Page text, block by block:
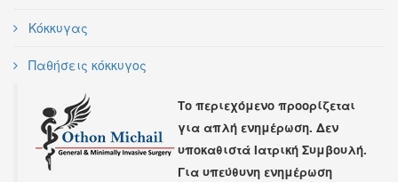
Κόκκυγας
Παθήσεις κόκκυγος
Το περιεχόμενο προορίζεται
για απλή ενημέρωση. Δεν
υποκαθιστά Ιατρική Συμβουλή.
Για υπεύθυνη ενημέρωση